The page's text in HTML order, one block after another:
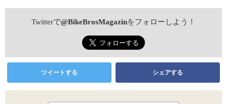
Twitterで@BikeBrosMagazinをフォローしよう！
ツイートする シェアする